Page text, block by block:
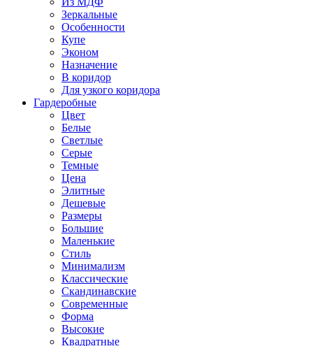
Зеркальные
Особенности
Купе
Эконом
Назначение
В коридор
Для узкого коридора
Гардеробные
Цвет
Белые
Светлые
Серые
Темные
Цена
Элитные
Дешевые
Размеры
Большие
Маленькие
Стиль
Минимализм
Классические
Скандинавские
Современные
Форма
Высокие
Квадратные